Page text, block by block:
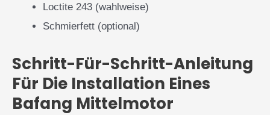
Loctite 243 (wahlweise)
Schmierfett (optional)
Schritt-Für-Schritt-Anleitung
Für Die Installation Eines
Bafang Mittelmotor